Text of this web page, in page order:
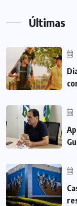
Últimas